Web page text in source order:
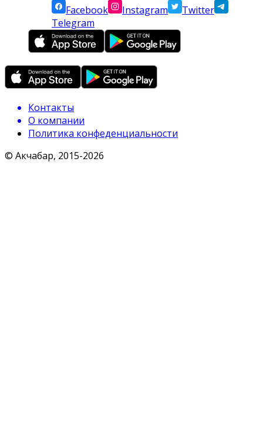
Facebook
Instagram
Twitter
Telegram
Контакты
О компании
Политика конфеденциальности
© Акчабар, 2015-2026